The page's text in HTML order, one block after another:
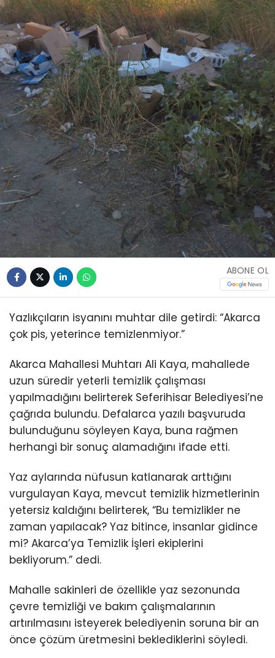
ABONE OL
Yazlıkçıların isyanını muhtar dile getirdi: “Akarca
çok pis, yeterince temizlenmiyor.”
Akarca Mahallesi Muhtarı Ali Kaya, mahallede
uzun süredir yeterli temizlik çalışması
yapılmadığını belirterek Seferihisar Belediyesi’ne
çağrıda bulundu. Defalarca yazılı başvuruda
bulunduğunu söyleyen Kaya, buna rağmen
herhangi bir sonuç alamadığını ifade etti.
Yaz aylarında nüfusun katlanarak arttığını
vurgulayan Kaya, mevcut temizlik hizmetlerinin
yetersiz kaldığını belirterek, “Bu temizlikler ne
zaman yapılacak? Yaz bitince, insanlar gidince
mi? Akarca’ya Temizlik İşleri ekiplerini
bekliyorum.” dedi.
Mahalle sakinleri de özellikle yaz sezonunda
çevre temizliği ve bakım çalışmalarının
artırılmasını isteyerek belediyenin soruna bir an
önce çözüm üretmesini beklediklerini söyledi.